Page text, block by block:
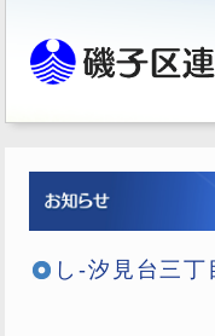
し-汐見台三